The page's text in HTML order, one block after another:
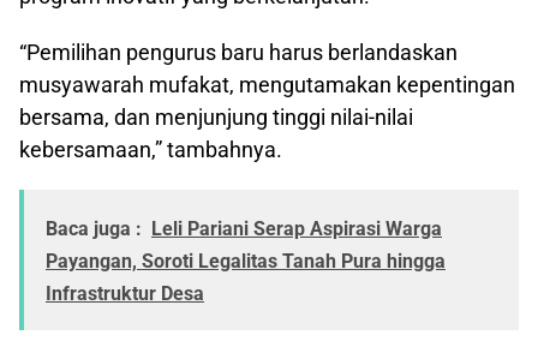
“Pemilihan pengurus baru harus berlandaskan
musyawarah mufakat, mengutamakan kepentingan
bersama, dan menjunjung tinggi nilai-nilai
kebersamaan,” tambahnya.
Baca juga : Leli Pariani Serap Aspirasi Warga
Payangan, Soroti Legalitas Tanah Pura hingga
Infrastruktur Desa